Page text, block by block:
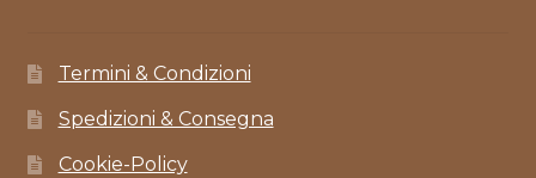
Termini & Condizioni
Spedizioni & Consegna
Cookie-Policy